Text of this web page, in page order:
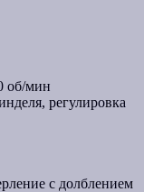
об/мин
регулировка
с долблением